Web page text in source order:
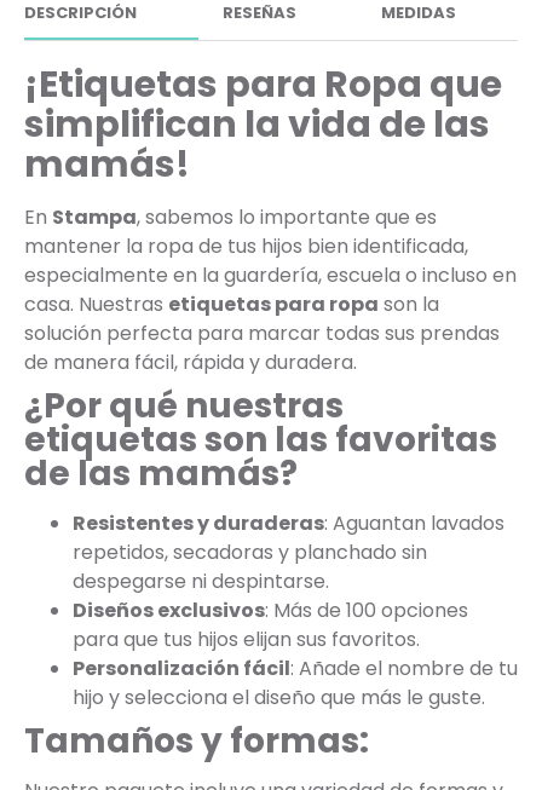
DESCRIPCIÓN RESEÑAS MEDIDAS
¡Etiquetas para Ropa que
simplifican la vida de las
mamás!
En Stampa, sabemos lo importante que es
mantener la ropa de tus hijos bien identificada,
especialmente en la guardería, escuela o incluso en
casa. Nuestras etiquetas para ropa son la
solución perfecta para marcar todas sus prendas
de manera fácil, rápida y duradera.
¿Por qué nuestras
etiquetas son las favoritas
de las mamás?
Resistentes y duraderas: Aguantan lavados
repetidos, secadoras y planchado sin
despegarse ni despintarse.
Diseños exclusivos: Más de 100 opciones
para que tus hijos elijan sus favoritos.
Personalización fácil: Añade el nombre de tu
hijo y selecciona el diseño que más le guste.
Tamaños y formas: